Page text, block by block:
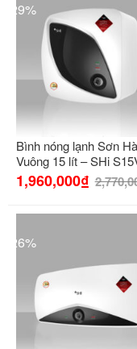
-29%
Bình nóng lạnh Sơn Hà
Vuông 15 lít – SHi
1,960,000₫
-26%